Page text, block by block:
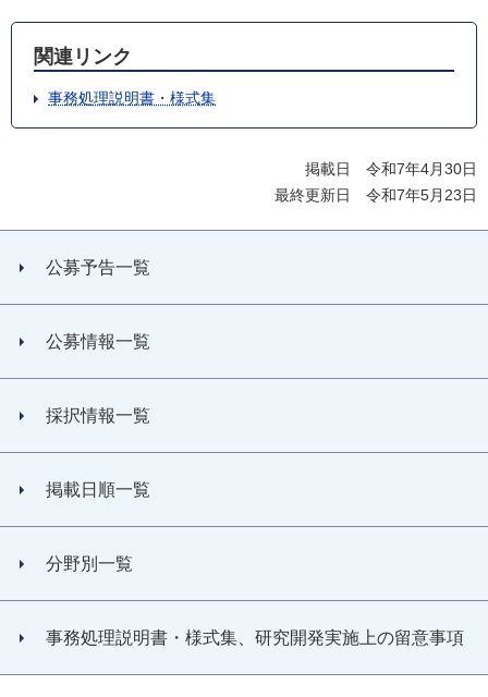
関連リンク
事務処理説明書・様式集
掲載日 令和7年4月30日
最終更新日 令和7年5月23日
公募予告一覧
公募情報一覧
採択情報一覧
掲載日順一覧
分野別一覧
事務処理説明書・様式集、研究開発実施上の留意事項